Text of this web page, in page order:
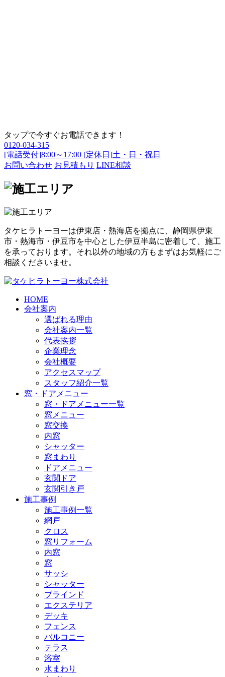
タップで今すぐお電話できます！
0120-034-315
[電話受付]8:00～17:00 [定休日]土・日・祝日
お問い合わせ お見積もり LINE相談
タケヒラトーヨーは伊東店・熱海店を拠点に、静岡県伊東
市・熱海市・伊豆市を中心とした伊豆半島に密着して、施工
を承っております。それ以外の地域の方もまずはお気軽にご
相談くださいませ。
HOME
会社案内
選ばれる理由
会社案内一覧
代表挨拶
企業理念
会社概要
アクセスマップ
スタッフ紹介一覧
窓・ドアメニュー
窓・ドアメニュー一覧
窓メニュー
窓交換
内窓
シャッター
窓まわり
ドアメニュー
玄関ドア
玄関引き戸
施工事例
施工事例一覧
網戸
クロス
窓リフォーム
内窓
窓
サッシ
シャッター
ブラインド
エクステリア
デッキ
フェンス
バルコニー
テラス
浴室
水まわり